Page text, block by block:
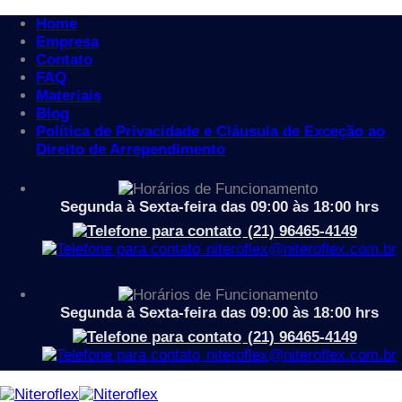
content
Home
Empresa
Contato
FAQ
Materiais
Blog
Política de Privacidade e Cláusula de Exceção ao
Direito de Arrependimento
Segunda à Sexta-feira das 09:00 às 18:00 hrs
(21) 96465-4149
niteroflex@niteroflex.com.br
Segunda à Sexta-feira das 09:00 às 18:00 hrs
(21) 96465-4149
niteroflex@niteroflex.com.br
trabalho”
Categorias
Acessórios
Apoio para os pés
Arquibancadas
Auditório
Cadeiras
Banco Ergonômico Industrial